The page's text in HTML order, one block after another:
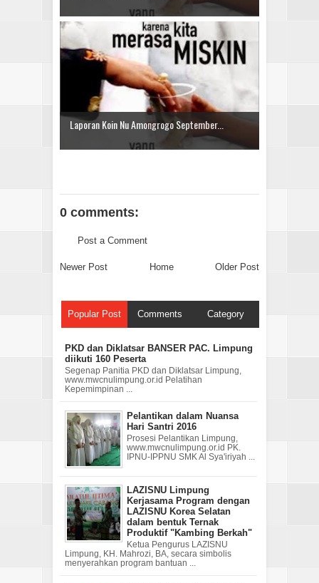
Laporan Koin Nu Amongrogo September...
0 comments:
Post a Comment
Newer Post Older Post
Home
Popular Post Comments Category
PKD dan Diklatsar BANSER PAC. Limpung
diikuti 160 Peserta
Segenap Panitia PKD dan Diklatsar Limpung,
www.mwcnulimpung.or.id Pelatihan
Kepemimpinan ...
Pelantikan dalam Nuansa
Hari Santri 2016
Prosesi Pelantikan Limpung,
www.mwcnulimpung.or.id PK.
IPNU-IPPNU SMK Al Sya'iriyah ...
LAZISNU Limpung
Kerjasama Program dengan
LAZISNU Korea Selatan
dalam bentuk Ternak
Produktif "Kambing Berkah"
Ketua Pengurus LAZISNU
Limpung, KH. Mahrozi, BA, secara simbolis
menyerahkan program bantuan ...